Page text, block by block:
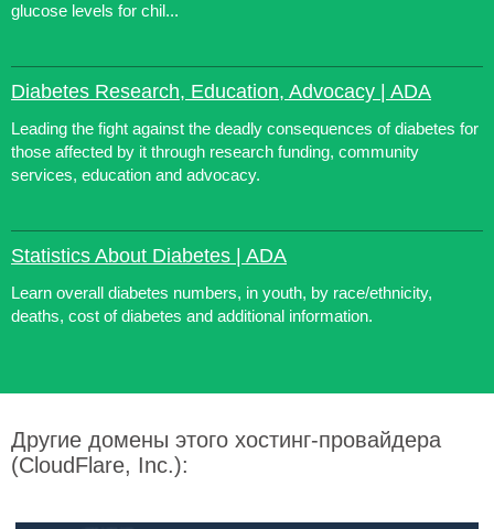
glucose levels for chil...
Diabetes Research, Education, Advocacy | ADA
Leading the fight against the deadly consequences of diabetes for
those affected by it through research funding, community
services, education and advocacy.
Statistics About Diabetes | ADA
Learn overall diabetes numbers, in youth, by race/ethnicity,
deaths, cost of diabetes and additional information.
Другие домены этого хостинг-провайдера
(CloudFlare, Inc.):